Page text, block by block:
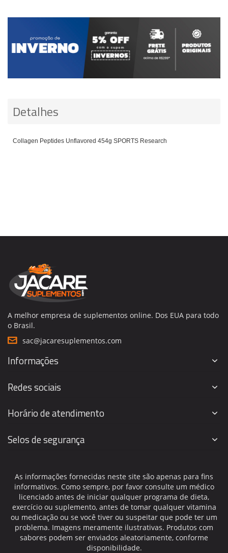
Detalhes
Collagen Peptides Unflavored 454g SPORTS Research
A melhor empresa de suplementos online. Dos EUA para todo
o Brasil.
sac@jacaresuplementos.com
Informações
Redes sociais
Horário de atendimento
Selos de segurança
As informações fornecidas neste site são apenas para fins
informativos. Como sempre, por favor consulte um médico
licenciado antes de iniciar qualquer programa de dieta,
exercício ou suplemento, antes de tomar qualquer vitamina
ou medicação ou se você tiver ou suspeitar que pode ter um
problema. Imagens meramente ilustrativas. Produtos com
sabores podem ser enviados aleatoriamente, conforme
disponibilidade.